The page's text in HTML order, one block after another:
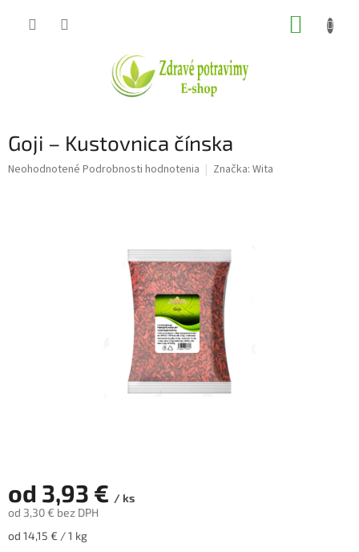
Goji – Kustovnica čínska
Priemerné
Neohodnotené Podrobnosti hodnotenia Značka: Wita
od 3,93 € / ks
od 3,30 € bez DPH
Jednotková
od 14,15 € / 1 kg